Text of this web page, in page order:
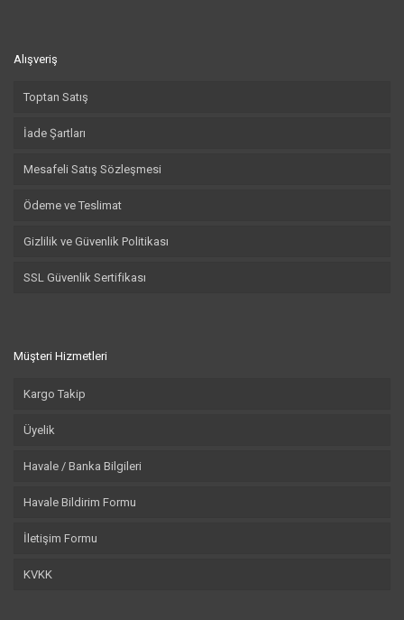
Alışveriş
Toptan Satış
İade Şartları
Mesafeli Satış Sözleşmesi
Ödeme ve Teslimat
Gizlilik ve Güvenlik Politikası
SSL Güvenlik Sertifikası
Müşteri Hizmetleri
Kargo Takip
Üyelik
Havale / Banka Bilgileri
Havale Bildirim Formu
İletişim Formu
KVKK